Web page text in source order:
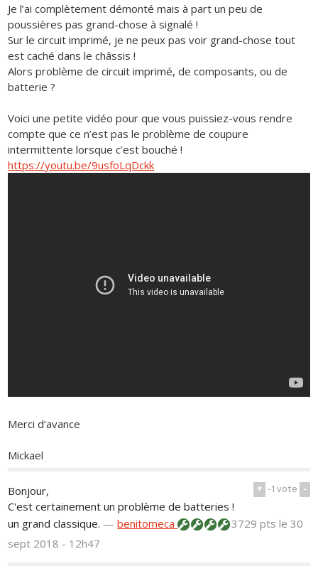
Je l’ai complètement démonté mais à part un peu de
poussières pas grand-chose à signalé !
Sur le circuit imprimé, je ne peux pas voir grand-chose tout
est caché dans le châssis !
Alors problème de circuit imprimé, de composants, ou de
batterie ?
Voici une petite vidéo pour que vous puissiez-vous rendre
compte que ce n’est pas le problème de coupure
intermittente lorsque c’est bouché !
https://youtu.be/9usfoLqDckk
Merci d’avance
Mickael
+ -1vote -
Bonjour,
C'est certainement un problème de batteries !
un grand classique. —benitomeca 3729 ptsle 30
sept 2018 - 12h47